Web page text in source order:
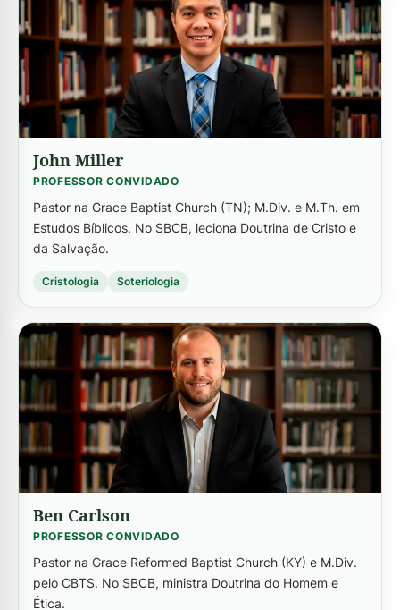
John Miller
PROFESSOR CONVIDADO
Pastor na Grace Baptist Church (TN); M.Div. e M.Th. em
Estudos Bíblicos. No SBCB, leciona Doutrina de Cristo e
da Salvação.
Cristologia Soteriologia
-->
Ben Carlson
PROFESSOR CONVIDADO
Pastor na Grace Reformed Baptist Church (KY) e M.Div.
pelo CBTS. No SBCB, ministra Doutrina do Homem e
Ética.